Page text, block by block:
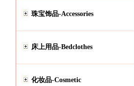
珠宝饰品-Accessories
床上用品-Bedclothes
化妆品-Cosmetic